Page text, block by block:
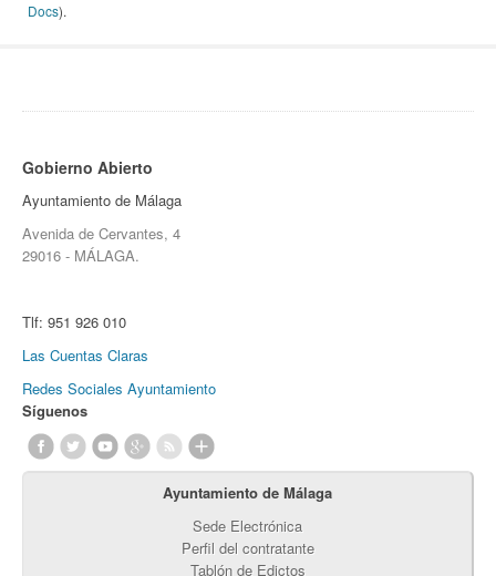
Docs).
Gobierno Abierto
Ayuntamiento de Málaga
Avenida de Cervantes, 4
29016 - MÁLAGA.
Tlf: 951 926 010
Las Cuentas Claras
Redes Sociales Ayuntamiento
Síguenos
Ayuntamiento de Málaga
Sede Electrónica
Perfil del contratante
Tablón de Edictos